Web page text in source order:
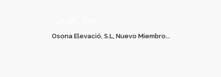
Osona Elevació, S.L, Nuevo Miembro...